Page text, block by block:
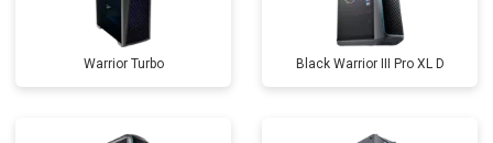
Warrior Turbo Black Warrior III Pro XL D